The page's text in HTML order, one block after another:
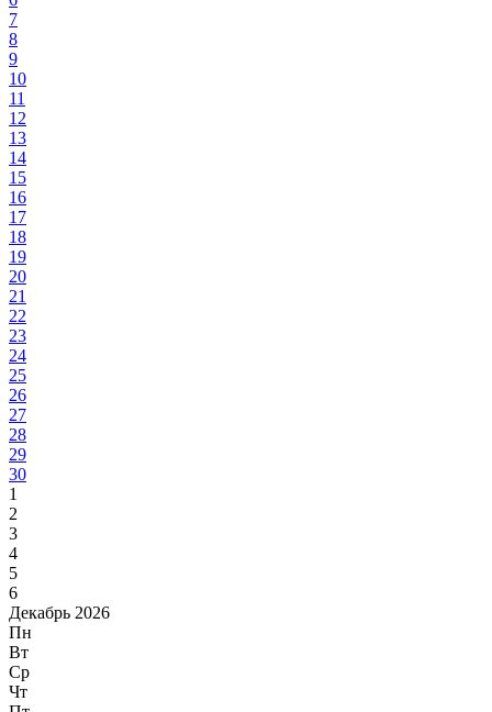
7
8
9
10
11
12
13
14
15
16
17
18
19
20
21
22
23
24
25
26
27
28
29
30
1
2
3
4
5
6
Декабрь 2026
Пн
Вт
Ср
Чт